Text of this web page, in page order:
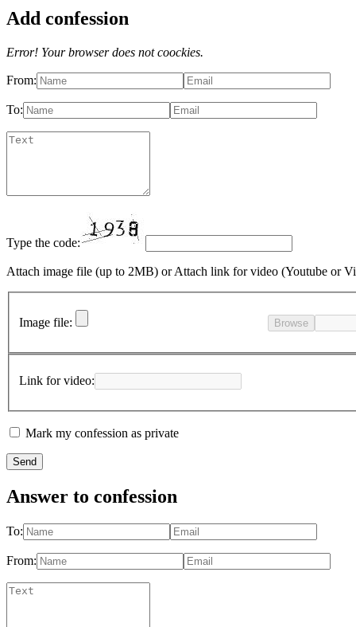
Add confession
Error! Your browser does not coockies.
From:
To:
Type the code:
Attach image file (up to 2MB) or Attach link for video (Youtube or
Image file: Browse
Link for video:
Mark my confession as private
Answer to confession
To:
From: